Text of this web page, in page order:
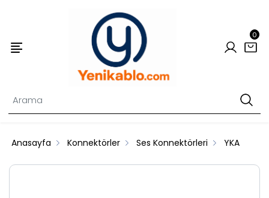
0
Anasayfa Konnektörler Ses Konnektörleri YKA